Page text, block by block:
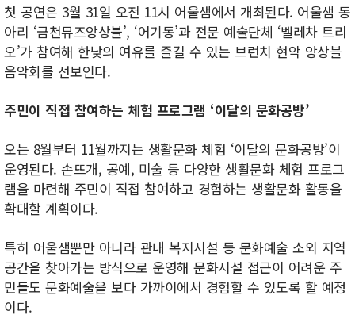
첫 공연은 3월 31일 오전 11시 어울샘에서 개최된다. 어울샘 동
아리 ‘금천뮤즈앙상블’, ‘어기동’과 전문 예술단체 ‘벨레차 트리
오’가 참여해 한낮의 여유를 즐길 수 있는 브런치 현악 앙상블
음악회를 선보인다.
주민이 직접 참여하는 체험 프로그램 ‘이달의 문화공방’
오는 8월부터 11월까지는 생활문화 체험 ‘이달의 문화공방’이
운영된다. 손뜨개, 공예, 미술 등 다양한 생활문화 체험 프로그
램을 마련해 주민이 직접 참여하고 경험하는 생활문화 활동을
확대할 계획이다.
특히 어울샘뿐만 아니라 관내 복지시설 등 문화예술 소외 지역
공간을 찾아가는 방식으로 운영해 문화시설 접근이 어려운 주
민들도 문화예술을 보다 가까이에서 경험할 수 있도록 할 예정
이다.